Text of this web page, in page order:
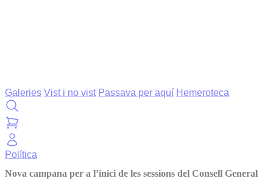
Galeries Vist i no vist Passava per aquí Hemeroteca
Política
Nova campana per a l’inici de les sessions del Consell General